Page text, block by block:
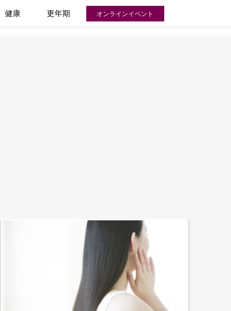
健康 更年期 オンラインイベント